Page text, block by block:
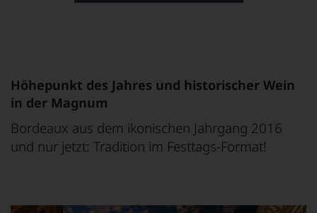
Höhepunkt des Jahres und historischer Wein
in der Magnum
Bordeaux aus dem ikonischen Jahrgang 2016
und nur jetzt: Tradition im Festtags-Format!